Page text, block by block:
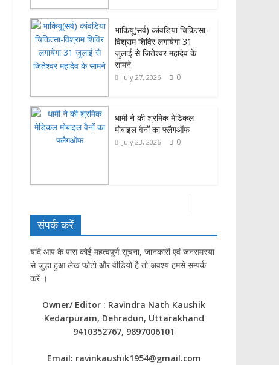
भाकियू(सर्व) कांवडिया चिकित्सा-
विश्राम शिविर लगायेगा 31
जुलाई से जितेश्वर महादेव के
सामने
July 27, 2026 0
धामी ने की श्रमिक मेडिकल
मोबाइल वैनों का फ्लैगऑफ
July 23, 2026 0
संपर्क करें
यदि आप के पास कोई महत्वपूर्ण सूचना, जानकारी एवं जनसमस्या
से जुड़ा हुआ लेख फोटो और वीडियो है तो अवश्य हमसे सम्पर्क
करें ।
Owner/ Editor : Ravindra Nath Kaushik
Kedarpuram, Dehradun, Uttarakhand
9410352767, 9897006101
Email: ravinkaushik1954@gmail.com